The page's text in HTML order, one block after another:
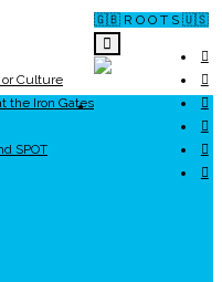
🇬🇧 R O O T S 🇺🇸
Culture
the Iron Gates
SPOT